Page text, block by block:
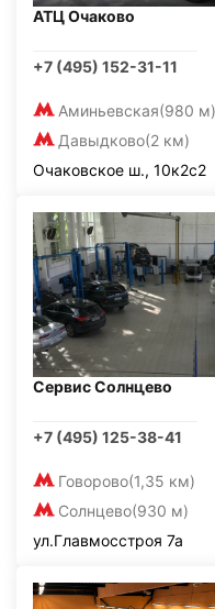
АТЦ Очаково
+7 (495) 152-31-11
Аминьевская(980 м)
Давыдково(2 км)
Очаковское ш., 10к2с2
Сервис Солнцево
+7 (495) 125-38-41
Говорово(1,35 км)
Солнцево(930 м)
ул.Главмосстроя 7а